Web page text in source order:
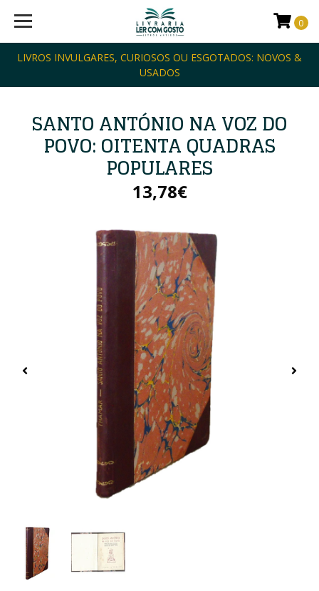
LIVROS INVULGARES, CURIOSOS OU ESGOTADOS: NOVOS &
USADOS
0
SANTO ANTÓNIO NA VOZ DO
POVO: OITENTA QUADRAS
POPULARES
13,78€